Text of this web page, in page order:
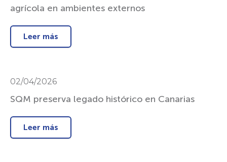
agrícola en ambientes externos
Leer más
02/04/2026
SQM preserva legado histórico en Canarias
Leer más